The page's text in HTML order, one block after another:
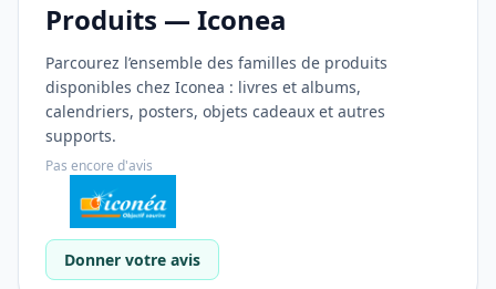
Produits — Iconea
Parcourez l’ensemble des familles de produits
disponibles chez Iconea : livres et albums,
calendriers, posters, objets cadeaux et autres
supports.
Pas encore d'avis
Donner votre avis